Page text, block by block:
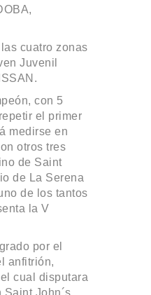
cuatro zonas
Juvenil
con 5
el primer
medirse en
otros tres
de Saint
de La Serena
de los tantos
la V
por el
anfitrión,
cual disputara